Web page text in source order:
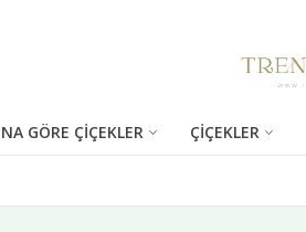
GÖRE ÇİÇEKLER ÇİÇEKLER